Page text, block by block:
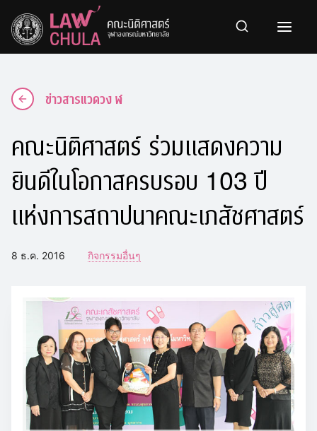
content
ข่าวสารแวดวง ฬ
คณะนิติศาสตร์ ร่วมแสดงความ
ยินดีในโอกาสครบรอบ 103 ปี
แห่งการสถาปนาคณะเภสัชศาสตร์
8 ธ.ค. 2016 กิจกรรมอื่นๆ